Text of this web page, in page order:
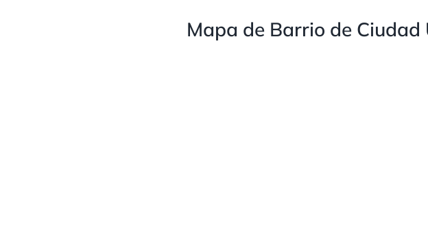
Mapa de Barrio de